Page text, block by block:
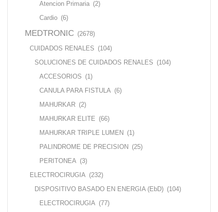
Atencion Primaria (2)
Cardio (6)
MEDTRONIC (2678)
CUIDADOS RENALES (104)
SOLUCIONES DE CUIDADOS RENALES (104)
ACCESORIOS (1)
CANULA PARA FISTULA (6)
MAHURKAR (2)
MAHURKAR ELITE (66)
MAHURKAR TRIPLE LUMEN (1)
PALINDROME DE PRECISION (25)
PERITONEA (3)
ELECTROCIRUGIA (232)
DISPOSITIVO BASADO EN ENERGIA (EbD) (104)
ELECTROCIRUGIA (77)